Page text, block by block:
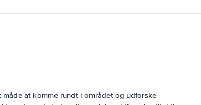
at komme rundt i området og udforske